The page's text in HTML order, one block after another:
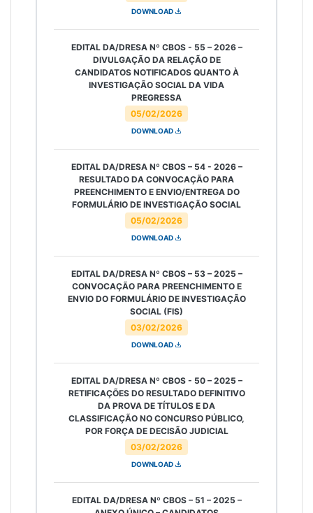
DOWNLOAD
05/02/2026
EDITAL DA/DRESA Nº CBOS - 55 – 2026 –
DIVULGAÇÃO DA RELAÇÃO DE
CANDIDATOS NOTIFICADOS QUANTO À
INVESTIGAÇÃO SOCIAL DA VIDA
PREGRESSA
DOWNLOAD
05/02/2026
EDITAL DA/DRESA Nº CBOS – 54 - 2026 –
RESULTADO DA CONVOCAÇÃO PARA
PREENCHIMENTO E ENVIO/ENTREGA DO
FORMULÁRIO DE INVESTIGAÇÃO SOCIAL
DOWNLOAD
03/02/2026
EDITAL DA/DRESA Nº CBOS – 53 – 2025 –
CONVOCAÇÃO PARA PREENCHIMENTO E
ENVIO DO FORMULÁRIO DE INVESTIGAÇÃO
SOCIAL (FIS)
DOWNLOAD
03/02/2026
EDITAL DA/DRESA Nº CBOS - 50 – 2025 –
RETIFICAÇÕES DO RESULTADO DEFINITIVO
DA PROVA DE TÍTULOS E DA
CLASSIFICAÇÃO NO CONCURSO PÚBLICO,
POR FORÇA DE DECISÃO JUDICIAL
DOWNLOAD
EDITAL DA/DRESA Nº CBOS – 51 – 2025 –